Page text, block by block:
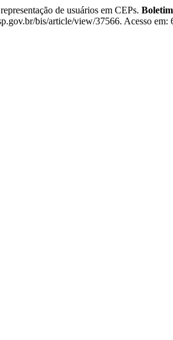
de usuários em CEPs.
bis/article/view/37566. Acesso em: